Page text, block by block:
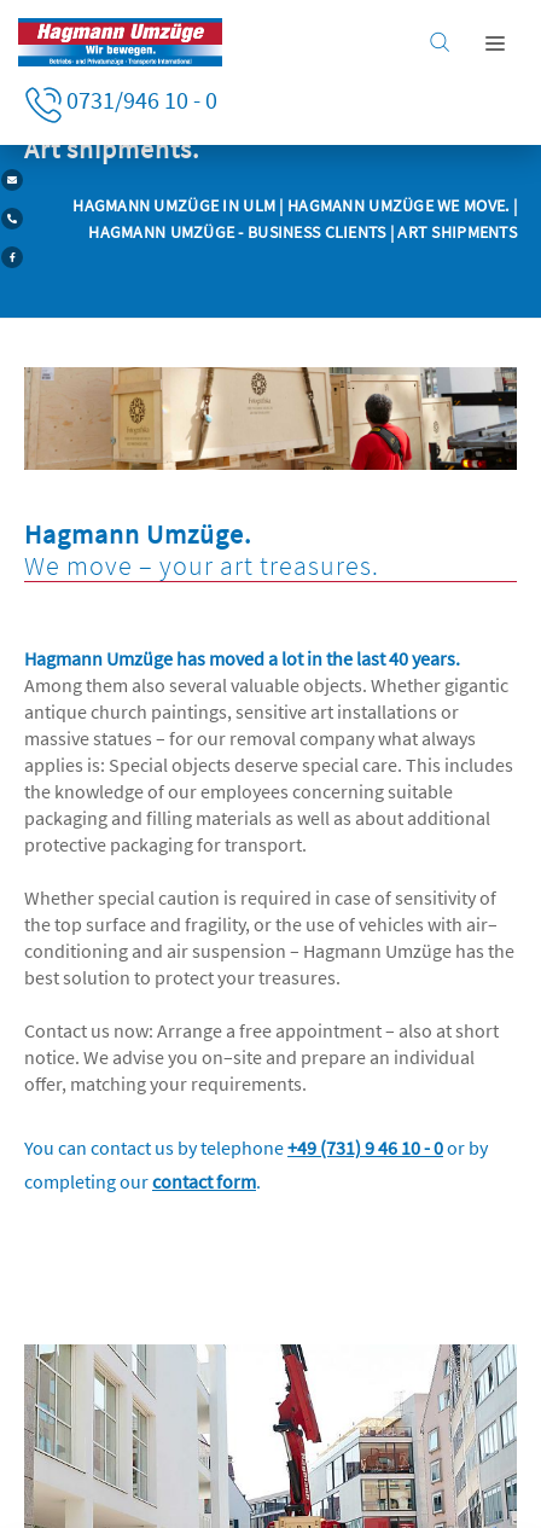
0731/946 10 - 0
Home
Services
Business clients
Art shipments.
HAGMANN UMZÜGE IN ULM | HAGMANN UMZÜGE WE MOVE. |
HAGMANN UMZÜGE - BUSINESS CLIENTS| ART SHIPMENTS
Hagmann Umzüge.
We move – your art treasures.
Hagmann Umzüge has moved a lot in the last 40 years.
Among them also several valuable objects. Whether gigantic
antique church paintings, sensitive art installations or
massive statues – for our removal company what always
applies is: Special objects deserve special care. This includes
the knowledge of our employees concerning suitable
packaging and filling materials as well as about additional
protective packaging for transport.
Whether special caution is required in case of sensitivity of
the top surface and fragility, or the use of vehicles with air–
conditioning and air suspension – Hagmann Umzüge has the
best solution to protect your treasures.
Contact us now: Arrange a free appointment – also at short
notice. We advise you on–site and prepare an individual
offer, matching your requirements.
You can contact us by telephone+49 (731) 9 46 10 - 0or by
completing ourcontact form.